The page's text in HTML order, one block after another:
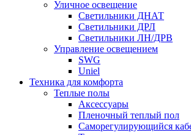
Уличное освещение
Светильники ДНАТ
Светильники ДРЛ
Светильники ЛН/ДРВ
Управление освещением
SWG
Uniel
Техника для комфорта
Теплые полы
Аксессуары
Пленочный теплый пол
Саморегулирующийся